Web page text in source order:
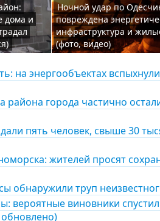
дома и
Ночной удар по
повреждена
инфраструктура и
(фото, видео)
на энергообъектах
города частично
пять человек, свыше 30
жителей просят
обнаружили труп
виновники